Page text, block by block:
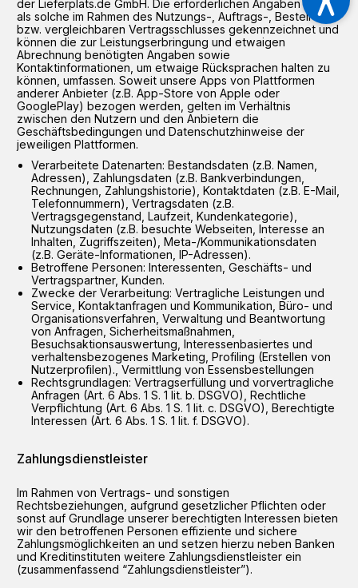
der Lieferplats.de GmbH. Die erforderlichen Angaben sind
als solche im Rahmen des Nutzungs-, Auftrags-, Bestell-
bzw. vergleichbaren Vertragsschlusses gekennzeichnet und
können die zur Leistungserbringung und etwaigen
Abrechnung benötigten Angaben sowie
Kontaktinformationen, um etwaige Rücksprachen halten zu
können, umfassen. Soweit unsere Apps von Plattformen
anderer Anbieter (z.B. App-Store von Apple oder
GooglePlay) bezogen werden, gelten im Verhältnis
zwischen den Nutzern und den Anbietern die
Geschäftsbedingungen und Datenschutzhinweise der
jeweiligen Plattformen.
Verarbeitete Datenarten: Bestandsdaten (z.B. Namen,
Adressen), Zahlungsdaten (z.B. Bankverbindungen,
Rechnungen, Zahlungshistorie), Kontaktdaten (z.B. E-Mail,
Telefonnummern), Vertragsdaten (z.B.
Vertragsgegenstand, Laufzeit, Kundenkategorie),
Nutzungsdaten (z.B. besuchte Webseiten, Interesse an
Inhalten, Zugriffszeiten), Meta-/Kommunikationsdaten
(z.B. Geräte-Informationen, IP-Adressen).
Betroffene Personen: Interessenten, Geschäfts- und
Vertragspartner, Kunden.
Zwecke der Verarbeitung: Vertragliche Leistungen und
Service, Kontaktanfragen und Kommunikation, Büro- und
Organisationsverfahren, Verwaltung und Beantwortung
von Anfragen, Sicherheitsmaßnahmen,
Besuchsaktionsauswertung, Interessenbasiertes und
verhaltensbezogenes Marketing, Profiling (Erstellen von
Nutzerprofilen)., Vermittlung von Essensbestellungen
Rechtsgrundlagen: Vertragserfüllung und vorvertragliche
Anfragen (Art. 6 Abs. 1 S. 1 lit. b. DSGVO), Rechtliche
Verpflichtung (Art. 6 Abs. 1 S. 1 lit. c. DSGVO), Berechtigte
Interessen (Art. 6 Abs. 1 S. 1 lit. f. DSGVO).
Zahlungsdienstleister
Im Rahmen von Vertrags- und sonstigen
Rechtsbeziehungen, aufgrund gesetzlicher Pflichten oder
sonst auf Grundlage unserer berechtigten Interessen bieten
wir den betroffenen Personen effiziente und sichere
Zahlungsmöglichkeiten an und setzen hierzu neben Banken
und Kreditinstituten weitere Zahlungsdienstleister ein
(zusammenfassend “Zahlungsdienstleister”).